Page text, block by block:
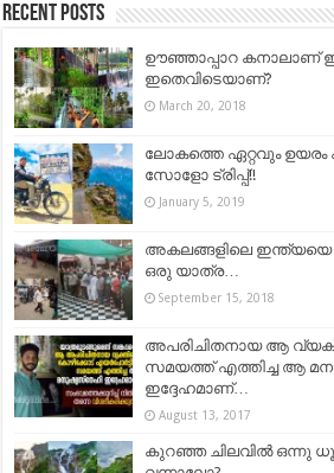
Recent Posts
ഊഞ്ഞാപ്പാറ കനാലാണ്
ഇതെവിടെയാണ്?
March 20, 2018
ലോകത്തെ ഏറ്റവും ഉയരം
സോളോ ട്രിപ്പ്!!
January 5, 2019
അകലങ്ങളിലെ
ഒരു യാത്ര…
September 15, 2018
അപരിചിതനായ ആ
സമയത്ത്‌ എത്തിച്ച ആ
ഇദ്ദേഹമാണ്…
August 13, 2017
കുറഞ്ഞ ചിലവിൽ ഒന്നു